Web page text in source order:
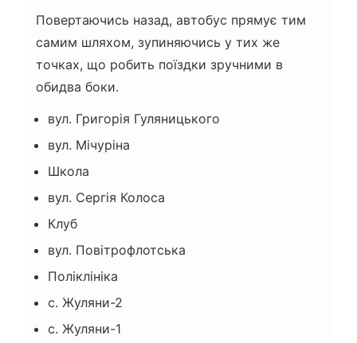
Повертаючись назад, автобус прямує тим
самим шляхом, зупиняючись у тих же
точках, що робить поїздки зручними в
обидва боки.
вул. Григорія Гуляницького
вул. Мічуріна
Школа
вул. Сергія Колоса
Клуб
вул. Повітрофлотська
Поліклініка
с. Жуляни-2
с. Жуляни-1